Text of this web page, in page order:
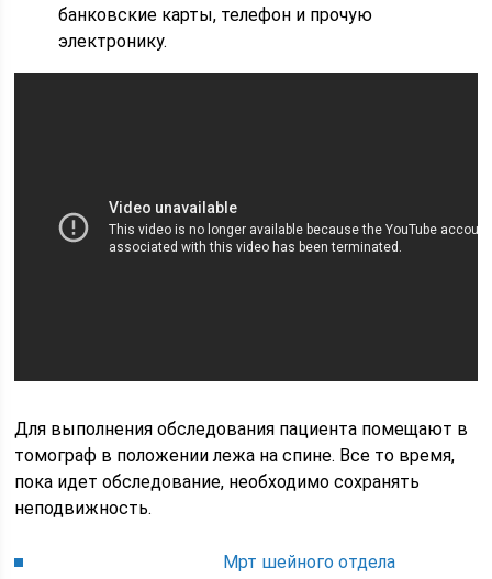
банковские карты, телефон и прочую
электронику.
Для выполнения обследования пациента помещают в
томограф в положении лежа на спине. Все то время,
пока идет обследование, необходимо сохранять
неподвижность.
Мрт шейного отдела